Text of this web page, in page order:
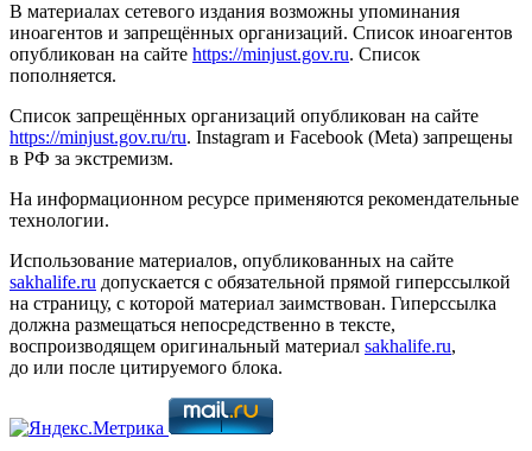
В материалах сетевого издания возможны упоминания
иноагентов и запрещённых организаций. Список иноагентов
опубликован на сайте https://minjust.gov.ru. Список
пополняется.
Список запрещённых организаций опубликован на сайте
https://minjust.gov.ru/ru. Instagram и Facebook (Metа) запрещены
в РФ за экстремизм.
На информационном ресурсе применяются рекомендательные
технологии.
Использование материалов, опубликованных на сайте
sakhalife.ru допускается с обязательной прямой гиперссылкой
на страницу, с которой материал заимствован. Гиперссылка
должна размещаться непосредственно в тексте,
воспроизводящем оригинальный материал sakhalife.ru,
до или после цитируемого блока.